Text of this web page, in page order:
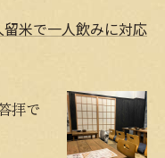
留米で一人飲みに対応
拝で